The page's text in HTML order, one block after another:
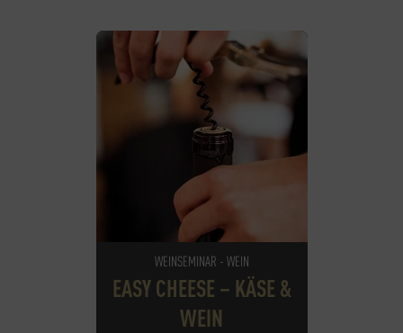
WEINSEMINAR - WEIN
EASY CHEESE – KÄSE &
WEIN